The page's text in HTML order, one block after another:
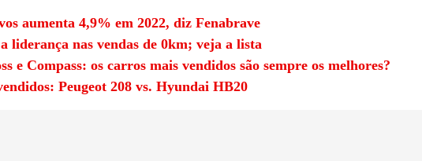
aumenta 4,9% em 2022, diz Fenabrave
liderança nas vendas de 0km; veja a lista
e Compass: os carros mais vendidos são sempre os melhores?
Peugeot 208 vs. Hyundai HB20